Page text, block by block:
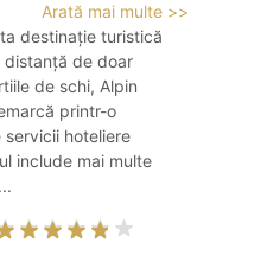
Arată mai multe >>
destinație turistică
distanță de doar
de schi, Alpin
printr-o
hoteliere
include mai multe